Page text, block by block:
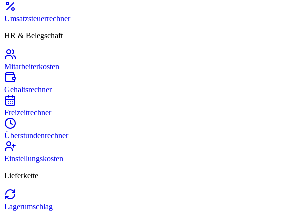
Umsatzsteuerrechner
HR & Belegschaft
Mitarbeiterkosten
Gehaltsrechner
Freizeitrechner
Überstundenrechner
Einstellungskosten
Lieferkette
Lagerumschlag